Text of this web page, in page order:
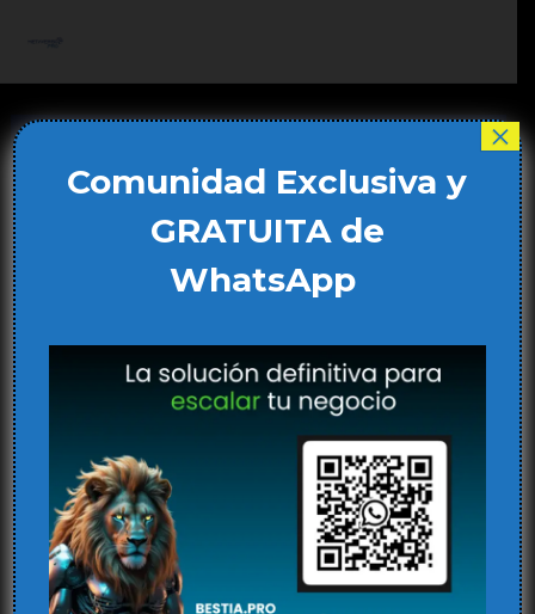
contenido
IA y Desarrollo Sostenible
Deja un comentario inteligencia artificial
Elena
Comunidad Exclusiva y
GRATUITA de
WhatsApp
×